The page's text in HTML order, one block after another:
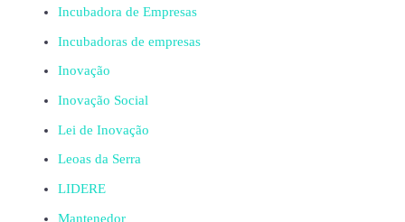
Incubadora de Empresas
Incubadoras de empresas
Inovação
Inovação Social
Lei de Inovação
Leoas da Serra
LIDERE
Mantenedor